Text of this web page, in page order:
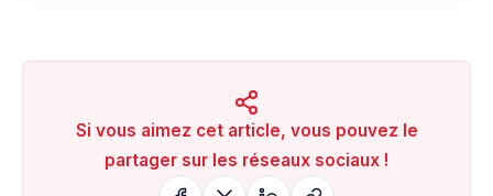
Si vous aimez cet article, vous pouvez le
partager sur les réseaux sociaux !